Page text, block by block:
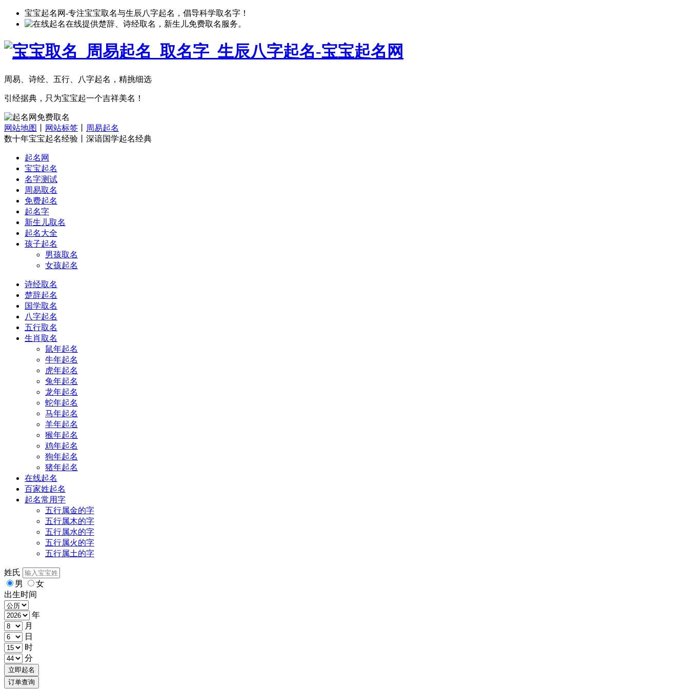
宝宝起名网-专注宝宝取名与生辰八字起名，倡导科学取名字！
在线提供楚辞、诗经取名，新生儿免费取名服务。
周易、诗经、五行、八字起名，精挑细选
引经据典，只为宝宝起一个吉祥美名！
网站地图 网站标签
周易起名
数十年宝宝起名经验丨深谙国学起名经典
起名网
宝宝起名
名字测试
周易取名
免费起名
起名字
新生儿取名
起名大全
孩子起名
男孩取名
女孩起名
诗经取名
楚辞起名
国学取名
八字起名
五行取名
生肖取名
鼠年起名
牛年起名
虎年起名
兔年起名
龙年起名
蛇年起名
马年起名
羊年起名
猴年起名
鸡年起名
狗年起名
猪年起名
在线起名
百家姓起名
起名常用字
五行属金的字
五行属木的字
五行属水的字
五行属火的字
五行属土的字
姓氏
男
女
出生时间
年
月
日
时
分